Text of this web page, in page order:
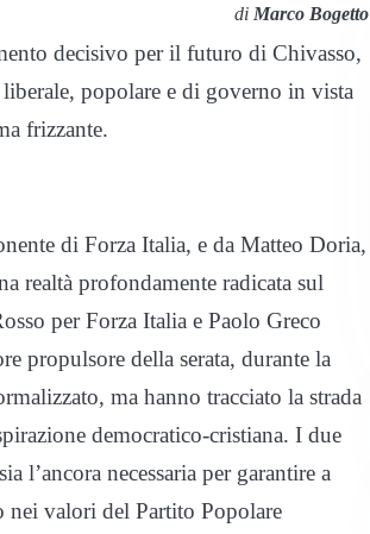
di Marco Bogetto
decisivo per il futuro di Chivasso,
popolare e di governo in vista
frizzante.
di Forza Italia, e da Matteo Doria,
realtà profondamente radicata sul
per Forza Italia e Paolo Greco
propulsore della serata, durante la
ma hanno tracciato la strada
democratico-cristiana. I due
l’ancora necessaria per garantire a
nei valori del Partito Popolare